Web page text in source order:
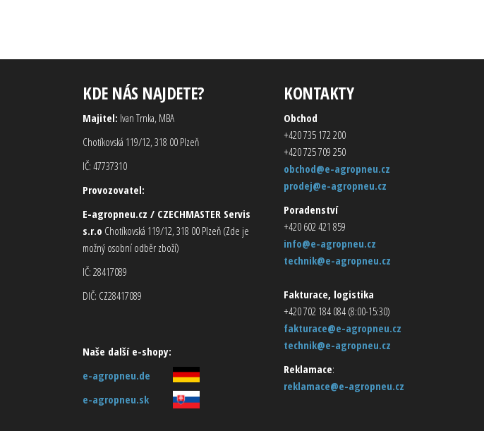
KDE NÁS NAJDETE?
Majitel: Ivan Trnka, MBA
Chotíkovská 119/12, 318 00 Plzeň
IČ: 47737310
Provozovatel:
E-agropneu.cz / CZECHMASTER Servis
s.r.o Chotíkovská 119/12, 318 00 Plzeň (Zde je
možný osobní odběr zboží)
IČ: 28417089
DIČ: CZ28417089
Naše další e-shopy:
e-agropneu.de
e-agropneu.sk
KONTAKTY
Obchod
+420 735 172 200
+420 725 709 250
obchod@e-agropneu.cz
prodej@e-agropneu.cz
Poradenství
+420 602 421 859
info@e-agropneu.cz
technik@e-agropneu.cz
Fakturace, logistika
+420 702 184 084 (8:00-15:30)
fakturace@e-agropneu.cz
technik@e-agropneu.cz
Reklamace:
reklamace@e-agropneu.cz